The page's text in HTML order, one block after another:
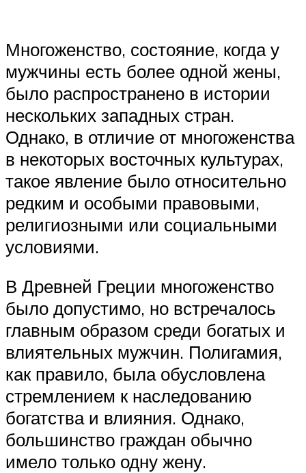
Многоженство, состояние, когда у
мужчины есть более одной жены,
было распространено в истории
нескольких западных стран.
Однако, в отличие от многоженства
в некоторых восточных культурах,
такое явление было относительно
редким и особыми правовыми,
религиозными или социальными
условиями.
В Древней Греции многоженство
было допустимо, но встречалось
главным образом среди богатых и
влиятельных мужчин. Полигамия,
как правило, была обусловлена
стремлением к наследованию
богатства и влияния. Однако,
большинство граждан обычно
имело только одну жену.